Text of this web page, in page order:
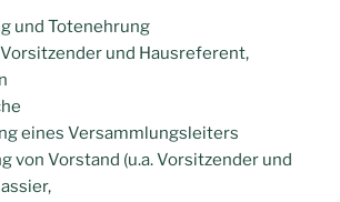
und Totenehrung
und Hausreferent,
eines Versammlungsleiters
von Vorstand (u.a. Vorsitzender und